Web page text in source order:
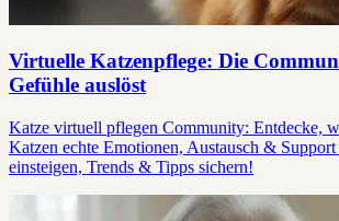
Virtuelle Katzenpflege: Die
Gefühle auslöst
Katze virtuell pflegen Community: Entdecke,
Katzen echte Emotionen, Austausch & Support
einsteigen, Trends & Tipps sichern!